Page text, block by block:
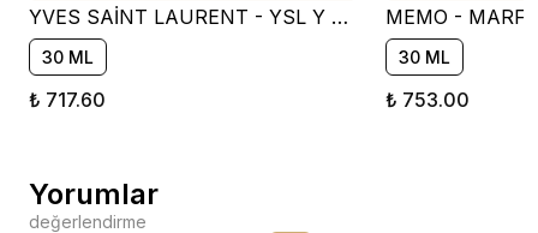
YVES SAİNT LAURENT - YSL Y FOR MEN PARFÜM ESANSI - OM401 ( FRESH )
30 ML
₺ 717.60
30 ML
₺ 753.00
Yorumlar
değerlendirme